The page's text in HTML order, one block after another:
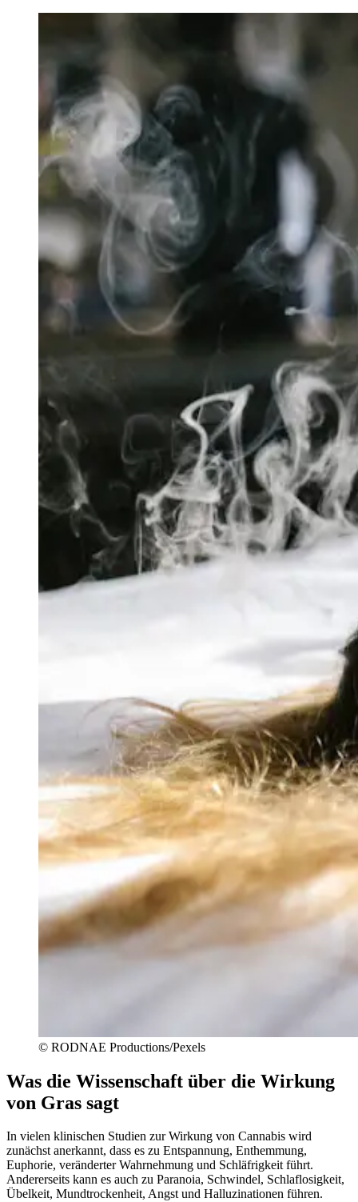
© RODNAE Productions/Pexels
Was die Wissenschaft über die Wirkung
von Gras sagt
In vielen klinischen Studien zur Wirkung von Cannabis wird
zunächst anerkannt, dass es zu Entspannung, Enthemmung,
Euphorie, veränderter Wahrnehmung und Schläfrigkeit führt.
Andererseits kann es auch zu Paranoia, Schwindel, Schlaflosigkeit,
Übelkeit, Mundtrockenheit, Angst und Halluzinationen führen.